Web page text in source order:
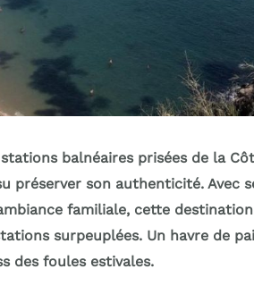
balnéaires prisées de la
préserver son authenticité. Avec
familiale, cette
surpeuplées. Un havre de
des foules estivales.